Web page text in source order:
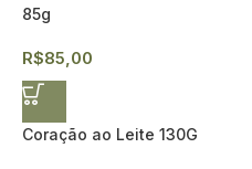
85g
R$85,00
Coração ao Leite 130G